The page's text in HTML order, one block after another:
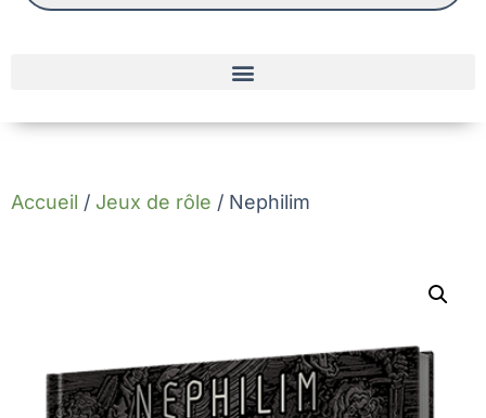
Accueil / Jeux de rôle / Nephilim